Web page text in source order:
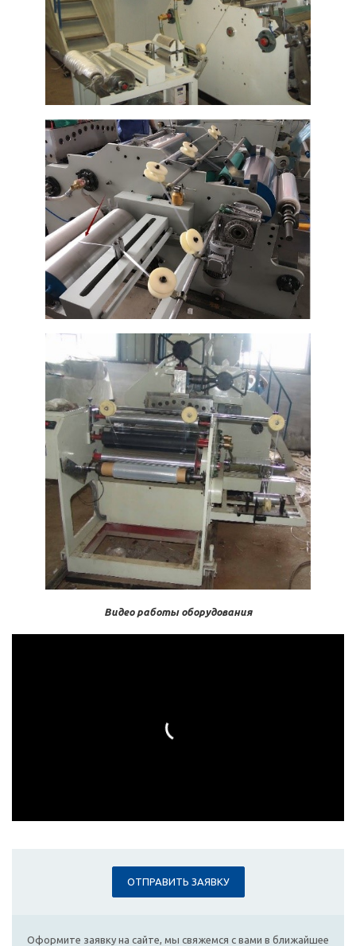
Видео работы оборудования
ОТПРАВИТЬ ЗАЯВКУ
Оформите заявку на сайте, мы свяжемся с вами в ближайшее